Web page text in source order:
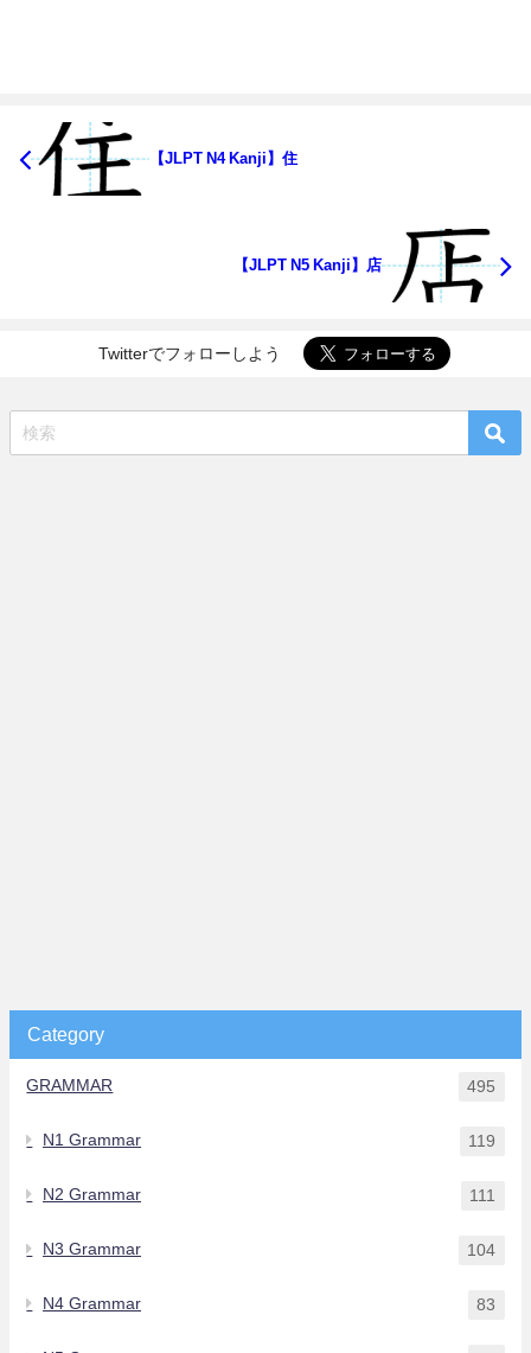
【JLPT N4 Kanji】住
【JLPT N5 Kanji】店
Twitterでフォローしよう
Category
GRAMMAR 495
N1 Grammar 119
N2 Grammar 111
N3 Grammar 104
N4 Grammar 83